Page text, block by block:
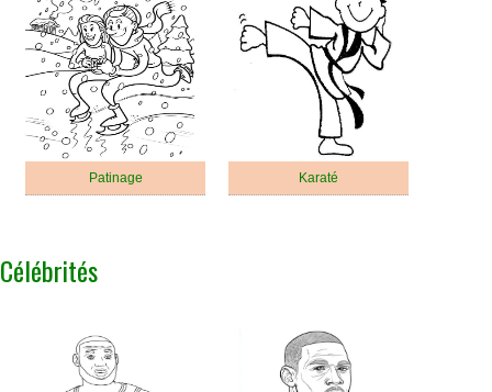
Patinage Karaté
Célébrités